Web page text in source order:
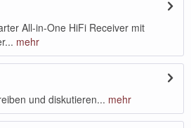
All-in-One HiFi Receiver mit
mehr
und diskutieren... mehr